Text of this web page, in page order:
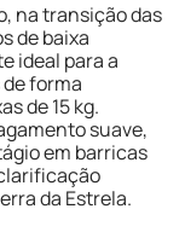
na transição das
de baixa
ideal para a
forma
de 15 kg.
suave,
em barricas
da Estrela.